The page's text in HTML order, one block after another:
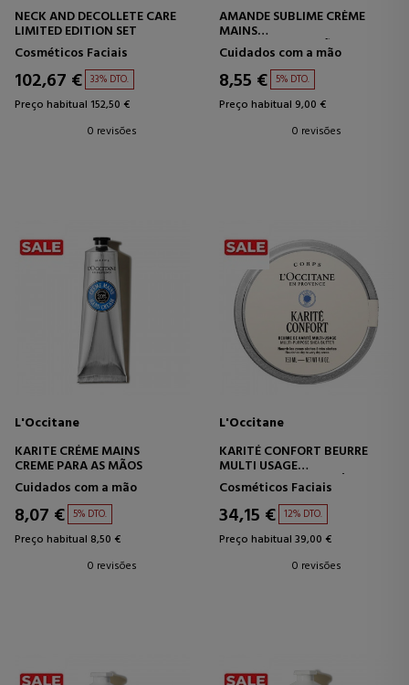
NECK AND DECOLLETE CARE
LIMITED EDITION SET
Cosméticos Faciais
102,67 € 33% DTO.
Preço habitual 152,50 €
0 revisões
AMANDE SUBLIME CRÈME
MAINS
CREME PARA AS MÃOS
Cuidados com a mão
8,55 € 5% DTO.
Preço habitual 9,00 €
0 revisões
L'Occitane
KARITE CRÉME MAINS
CREME PARA AS MÃOS
Cuidados com a mão
8,07 € 5% DTO.
Preço habitual 8,50 €
0 revisões
L'Occitane
KARITÉ CONFORT BEURRE
MULTI USAGE
MANTEIGA DE KARITÉ PURA
MULTIUSO
Cosméticos Faciais
34,15 € 12% DTO.
Preço habitual 39,00 €
0 revisões